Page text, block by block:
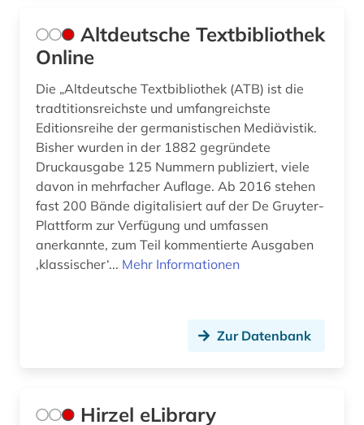
Altdeutsche Textbibliothek
Online
Die „Altdeutsche Textbibliothek (ATB) ist die
tradtitionsreichste und umfangreichste
Editionsreihe der germanistischen Mediävistik.
Bisher wurden in der 1882 gegründete
Druckausgabe 125 Nummern publiziert, viele
davon in mehrfacher Auflage. Ab 2016 stehen
fast 200 Bände digitalisiert auf der De Gruyter-
Plattform zur Verfügung und umfassen
anerkannte, zum Teil kommentierte Ausgaben
‚klassischer‘... Mehr Informationen
Zur Datenbank
Hirzel eLibrary